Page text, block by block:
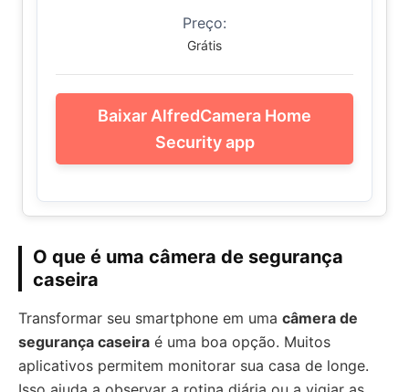
Preço:
Grátis
Baixar AlfredCamera Home
Security app
O que é uma câmera de segurança
caseira
Transformar seu smartphone em uma câmera de
segurança caseira é uma boa opção. Muitos
aplicativos permitem monitorar sua casa de longe.